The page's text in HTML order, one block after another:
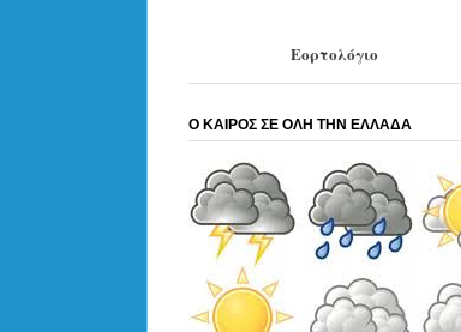
Εορτολόγιο
Ο ΚΑΙΡΟΣ ΣΕ ΟΛΗ ΤΗΝ ΕΛΛΑΔΑ